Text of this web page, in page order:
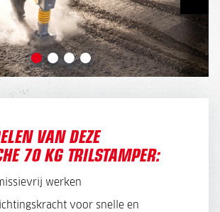
VAN DEZE
70 KG TRILSTAMPER:
werken
voor snelle en